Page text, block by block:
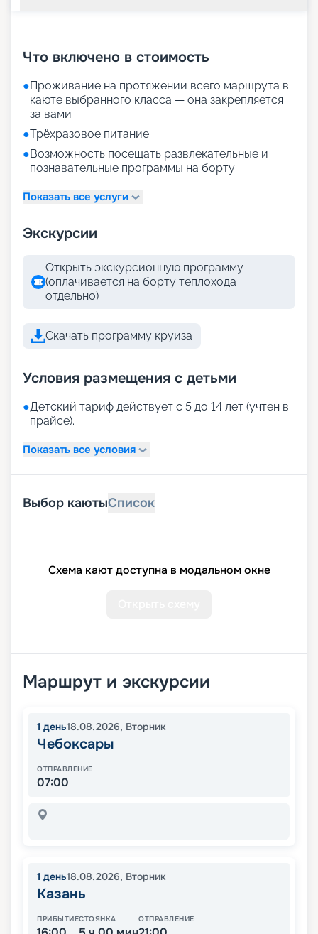
Что включено в стоимость
●Проживание на протяжении всего маршрута в
каюте выбранного класса — она закрепляется
за вами
●Трёхразовое питание
●Возможность посещать развлекательные и
познавательные программы на борту
Показать все услуги
Экскурсии
Открыть экскурсионную программу
(оплачивается на борту теплохода
отдельно)
Скачать программу круиза
Условия размещения с детьми
●Детский тариф действует с 5 до 14 лет (учтен в
прайсе).
Показать все условия
Выбор каютыСписок
Схема кают доступна в модальном окне
Маршрут и экскурсии
1 день18.08.2026, Вторник
Чебоксары
ОТПРАВЛЕНИЕ
07:00
1 день18.08.2026, Вторник
Казань
ПРИБЫТИЕСТОЯНКА ОТПРАВЛЕНИЕ